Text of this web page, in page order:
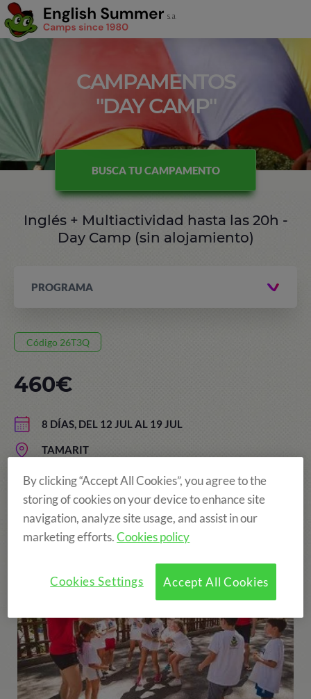
CAMPAMENTOS
"DAY CAMP"
BUSCA TU CAMPAMENTO
Inglés + Multiactividad hasta las 20h -
Day Camp (sin alojamiento)
PROGRAMA
Código 26T3Q
8 DÍAS, DEL 12 JUL AL 19 JUL
TAMARIT
EDAD: DE 6 A 14 AÑOS
460€
By clicking “Accept All Cookies”, you agree to the
storing of cookies on your device to enhance site
navigation, analyze site usage, and assist in our
marketing efforts.Cookies policy
Accept All Cookies
Cookies Settings